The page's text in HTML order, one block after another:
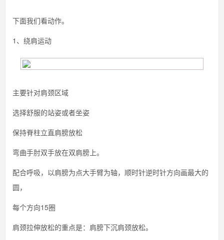
下面我们看动作。
1、绕肩运动
主要针对肩颈区域
选择舒服的站姿或者坐姿
保持脊柱立直肩膀放松
弯曲手肘双手放在双肩膀上。
配合呼吸，以肩膀为点大手臂为轴，顺时针逆时针方向画最大的
圆，
每个方向15圈
肩颈拉伸放松的重点是：肩膀下沉肩颈放松。